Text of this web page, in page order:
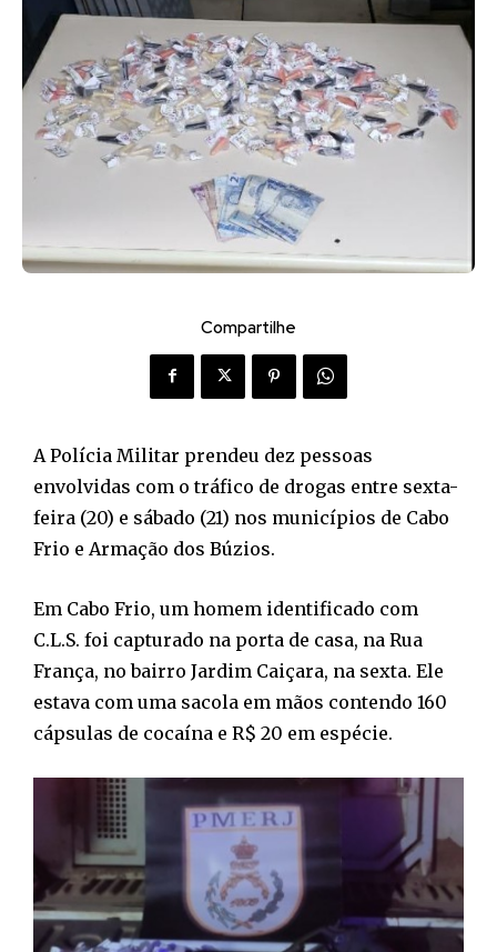
Compartilhe
A Polícia Militar prendeu dez pessoas
envolvidas com o tráfico de drogas entre sexta-
feira (20) e sábado (21) nos municípios de Cabo
Frio e Armação dos Búzios.
Em Cabo Frio, um homem identificado com
C.L.S. foi capturado na porta de casa, na Rua
França, no bairro Jardim Caiçara, na sexta. Ele
estava com uma sacola em mãos contendo 160
cápsulas de cocaína e R$ 20 em espécie.